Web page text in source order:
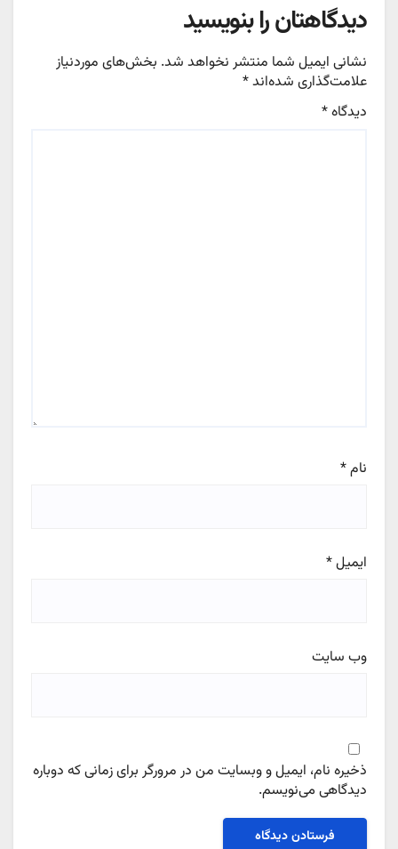
دیدگاهتان را بنویسید
نشانی ایمیل شما منتشر نخواهد شد. بخش‌های موردنیاز
علامت‌گذاری شده‌اند*
دیدگاه*
نام*
ایمیل*
وب‌ سایت
ذخیره نام، ایمیل و وبسایت من در مرورگر برای زمانی که دوباره
دیدگاهی می‌نویسم.